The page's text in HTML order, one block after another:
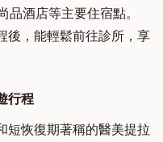
酒店等主要住宿點。
後，能輕鬆前往診所，享
行程
短恢復期著稱的醫美提拉